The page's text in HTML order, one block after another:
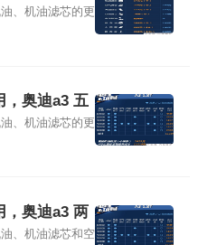
、机油滤芯的更
，奥迪a3 五
、机油滤芯的更
，奥迪a3 两
、机油滤芯和空